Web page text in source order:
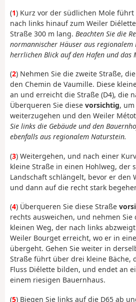
(1) Kurz vor der südlichen Mole
nach links hinauf zum Weiler
Straße 300 m lang. Beachten Sie die
normannischer Häuser aus
herrlichen Blick auf den Hafen und das
(2) Nehmen Sie die zweite Straße,
den Chemin de Vaumille. Diese
an und erreicht die Straße (D4), die
Überqueren Sie diese vorsichtig,
weiterzugehen und den Weiler
Sie links die Gebäude und den
ebenfalls aus regionalem Naturstein.
(3) Weitergehen, und nach einer
kleine Straße in einen Hohlweg, der
Landschaft schlängelt, bevor er den
und dann auf die recht stark
(4) Überqueren Sie diese Straße
rechts ausweichen, und nehmen
kleinen Weg, der nach links
Weiler Bourget erreicht, wo er in
übergeht. Gehen Sie weiter in
Straße führt über drei kleine Bäche,
Fluss Diélette bilden, und endet an
einem riesigen Bauernhaus.
(5) Biegen Sie links auf die D65 ab